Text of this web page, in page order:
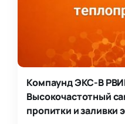
Компаунд ЭКС-В
Высокочастотный
пропитки и заливки